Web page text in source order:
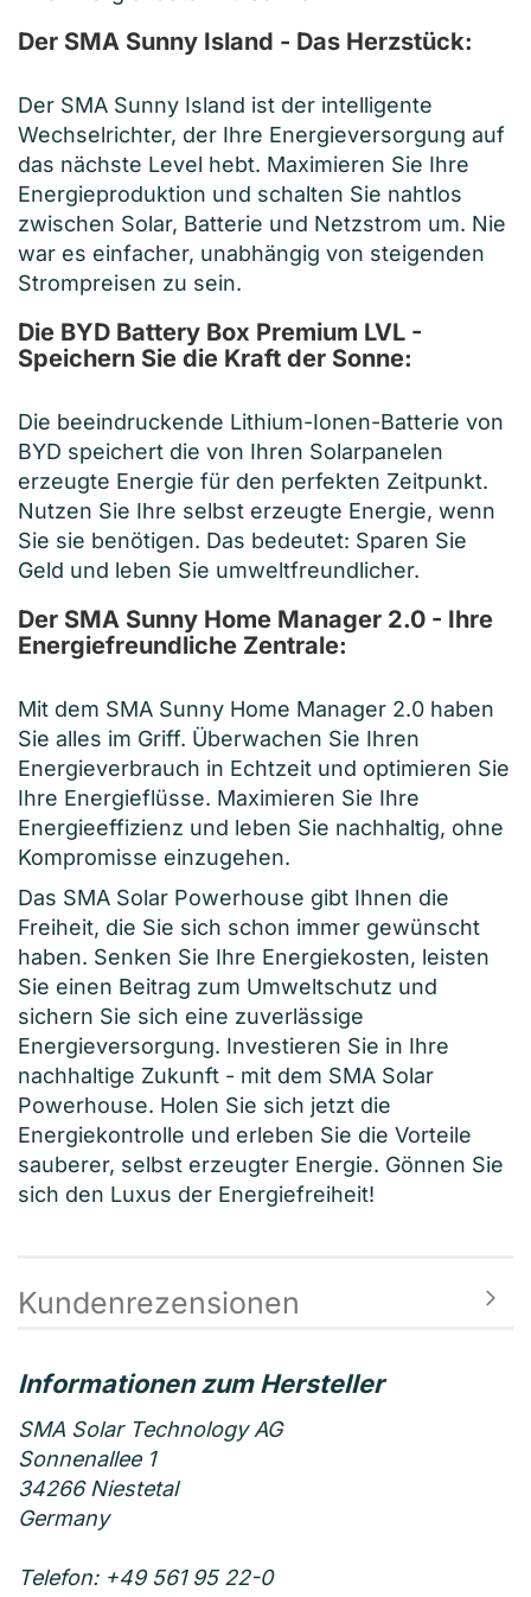
Der SMA Sunny Island - Das Herzstück:
Der SMA Sunny Island ist der intelligente
Wechselrichter, der Ihre Energieversorgung auf
das nächste Level hebt. Maximieren Sie Ihre
Energieproduktion und schalten Sie nahtlos
zwischen Solar, Batterie und Netzstrom um. Nie
war es einfacher, unabhängig von steigenden
Strompreisen zu sein.
Die BYD Battery Box Premium LVL -
Speichern Sie die Kraft der Sonne:
Die beeindruckende Lithium-Ionen-Batterie von
BYD speichert die von Ihren Solarpanelen
erzeugte Energie für den perfekten Zeitpunkt.
Nutzen Sie Ihre selbst erzeugte Energie, wenn
Sie sie benötigen. Das bedeutet: Sparen Sie
Geld und leben Sie umweltfreundlicher.
Der SMA Sunny Home Manager 2.0 - Ihre
Energiefreundliche Zentrale:
Mit dem SMA Sunny Home Manager 2.0 haben
Sie alles im Griff. Überwachen Sie Ihren
Energieverbrauch in Echtzeit und optimieren Sie
Ihre Energieflüsse. Maximieren Sie Ihre
Energieeffizienz und leben Sie nachhaltig, ohne
Kompromisse einzugehen.
Das SMA Solar Powerhouse gibt Ihnen die
Freiheit, die Sie sich schon immer gewünscht
haben. Senken Sie Ihre Energiekosten, leisten
Sie einen Beitrag zum Umweltschutz und
sichern Sie sich eine zuverlässige
Energieversorgung. Investieren Sie in Ihre
nachhaltige Zukunft - mit dem SMA Solar
Powerhouse. Holen Sie sich jetzt die
Energiekontrolle und erleben Sie die Vorteile
sauberer, selbst erzeugter Energie. Gönnen Sie
sich den Luxus der Energiefreiheit!
Kundenrezensionen
SMA Solar Technology AG
Sonnenallee 1
34266 Niestetal
Germany
Telefon: +49 561 95 22-0